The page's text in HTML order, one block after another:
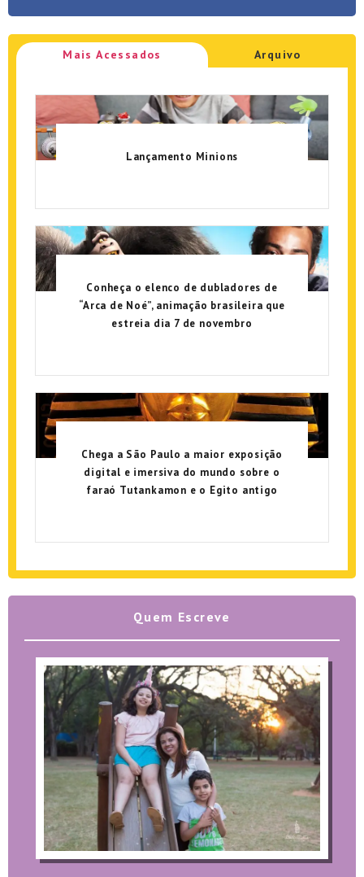
Mais Acessados Arquivo
Lançamento Minions
Conheça o elenco de dubladores de
“Arca de Noé”, animação brasileira que
estreia dia 7 de novembro
Chega a São Paulo a maior exposição
digital e imersiva do mundo sobre o
faraó Tutankamon e o Egito antigo
Quem Escreve